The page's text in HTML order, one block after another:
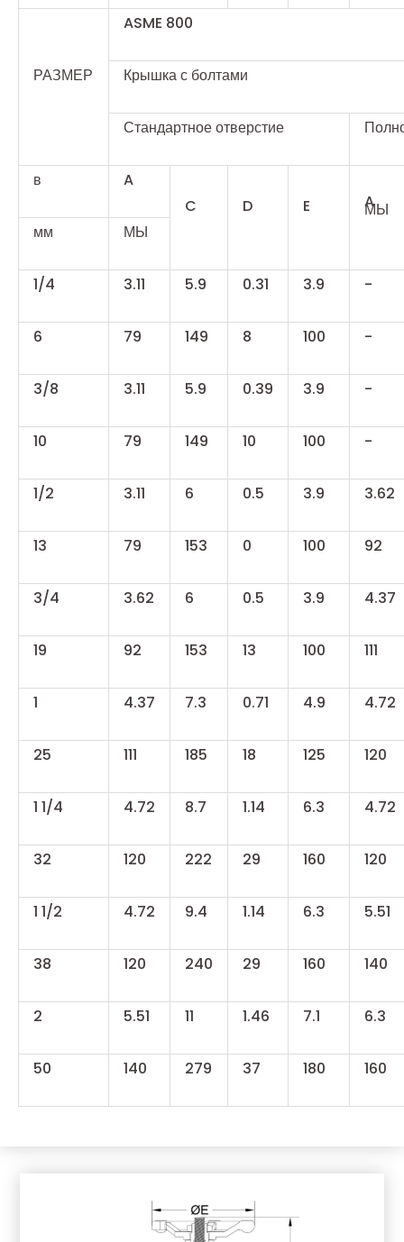
РАЗМЕР
ASME 800
Крышка с болтами
Стандартное отверстие
в
A
C
D E A
МЫ
мм
МЫ
1/4 3.11 5.9 0.31 3.9 -
6 79 149 8 100 -
3/8 3.11 5.9 0.39 3.9 -
10 79 149 10 100 -
1/2 3.11 6 0.5 3.9 3.62
13 79 153 0 100 92
3/4 3.62 6 0.5 3.9 4.37
19 92 153 13 100 111
1 4.37 7.3 0.71 4.9 4.72
25 111 185 18 125 120
1 1/4 4.72 8.7 1.14 6.3 4.72
32 120 222 29 160 120
1 1/2 4.72 9.4 1.14 6.3 5.51
38 120 240 29 160 140
2 5.51 11 1.46 7.1 6.3
50 140 279 37 180 160